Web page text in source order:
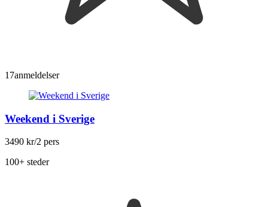
17anmeldelser
Weekend i Sverige
3490 kr/2 pers
100+ steder